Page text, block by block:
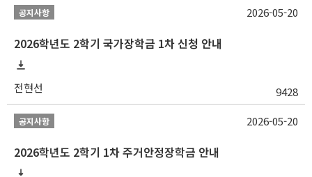
공지사항
2026학년도 2학기 국가장학금 1차 신청 안내
전현선 9428
2026-05-20
공지사항
2026학년도 2학기 1차 주거안정장학금 안내
2026-05-20